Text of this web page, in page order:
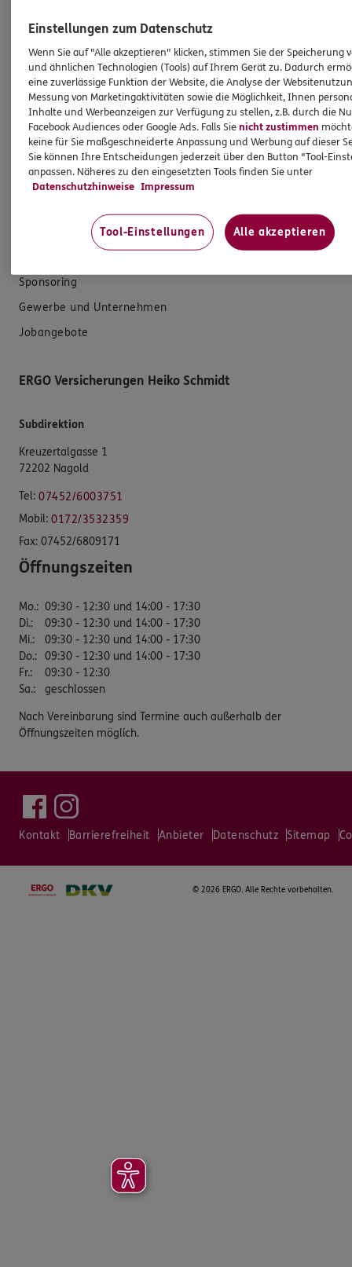
E-Mail schreiben
Schaden melden
Erstkontaktinformationen
EU-Offenlegungsvereinbarung
Datenverarbeitung
Das könnte Sie auch interessieren
Unsere Agentur
Sponsoring
Gewerbe und Unternehmen
Jobangebote
ERGO Versicherungen Heiko Schmidt
Subdirektion
Kreuzertalgasse 1
72202 Nagold
Tel: 07452/6003751
Mobil: 0172/3532359
Fax: 07452/6809171
Öffnungszeiten
Mo.: 09:30 - 12:30 und 14:00 - 17:30
Di.:
09:30 - 12:30 und 14:00 - 17:30
Mi.:
09:30 - 12:30 und 14:00 - 17:30
Do.: 09:30 - 12:30 und 14:00 - 17:30
Fr.:
09:30 - 12:30
Sa.: geschlossen
Nach Vereinbarung sind Termine auch außerhalb der
Öffnungszeiten möglich.
Kontakt Barrierefreiheit Anbieter Datenschutz Sitemap
© 2026 ERGO. Alle Rechte vorbehalten.
Einstellungen zum Datenschutz
Wenn Sie auf "Alle akzeptieren" klicken, stimmen Sie der Speicherung
und ähnlichen Technologien (Tools) auf Ihrem Gerät zu. Dadurch
eine zuverlässige Funktion der Website, die Analyse der
Messung von Marketingaktivitäten sowie die Möglichkeit, Ihnen
Inhalte und Werbeanzeigen zur Verfügung zu stellen, z.B. durch die
Facebook Audiences oder Google Ads. Falls Sienicht zustimmen
keine für Sie maßgeschneiderte Anpassung und Werbung auf dieser
Sie können Ihre Entscheidungen jederzeit über den Button "Tool-
anpassen. Näheres zu den eingesetzten Tools finden Sie unter
Datenschutzhinweise Impressum
Tool-Einstellungen Alle akzeptieren